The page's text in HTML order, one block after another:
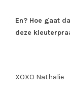
En? Hoe gaat
deze
XOXO Nathalie